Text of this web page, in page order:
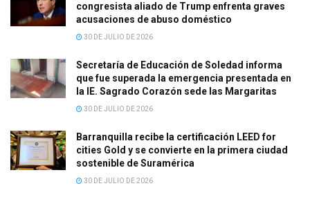
congresista aliado de Trump enfrenta graves
acusaciones de abuso doméstico
30 DE JULIO DE 2026
Secretaría de Educación de Soledad informa
que fue superada la emergencia presentada en
la IE. Sagrado Corazón sede las Margaritas
30 DE JULIO DE 2026
Barranquilla recibe la certificación LEED for
cities Gold y se convierte en la primera ciudad
sostenible de Suramérica
30 DE JULIO DE 2026